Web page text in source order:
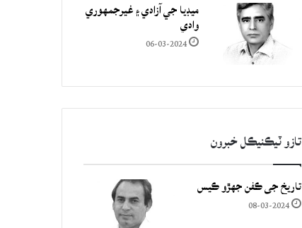
ميڊيا جي آزادي ۽ غيرجمھوري
وادي
06-03-2024
تازو ٽيڪنيڪل خبرون
تاريخ جي ڪفن جھڙو ڪيس
08-03-2024